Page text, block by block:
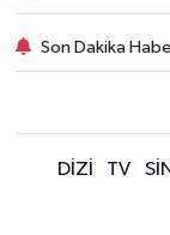
Son Dakika
DİZİ TV